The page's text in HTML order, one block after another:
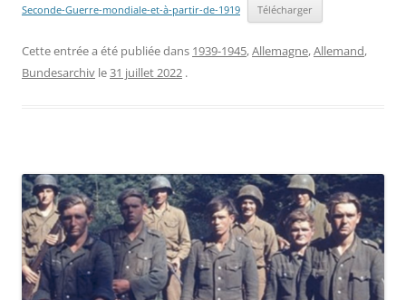
Seconde-Guerre-mondiale-et-à-partir-de-1919
Télécharger
Cette entrée a été publiée dans 1939-1945,Allemagne,Allemand,
Bundesarchiv le31 juillet 2022 .